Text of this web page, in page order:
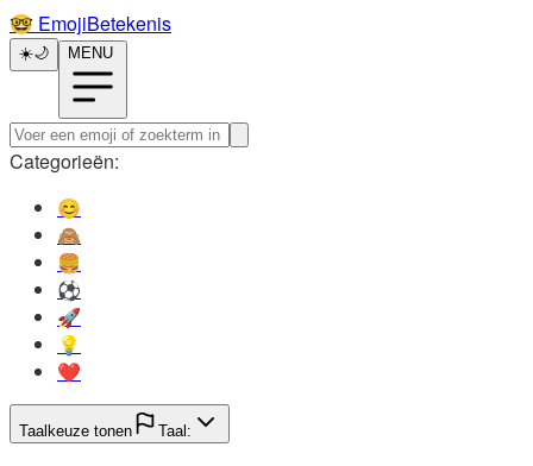
🤓️ EmojiBetekenis
☀️🌙 MENU
Categorieën:
😊️
🙈️
🍔️
⚽️
🚀️
💡️
❤️
Taalkeuze tonen Taal: